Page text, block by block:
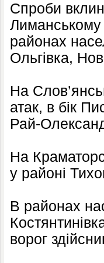
Спроби
Лиманському
районах
Ольгівка,
На
атак, в бік
Рай-
На
у районі
В районах
ворог